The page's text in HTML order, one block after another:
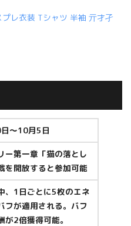
レ衣装 Tシャツ 半袖 亓才孑
～10月5日
ー第一章「猫の落とし
を開放すると参加可能
、1日ごとに5枚のエネ
フが適用される。バフ
が2倍獲得可能。